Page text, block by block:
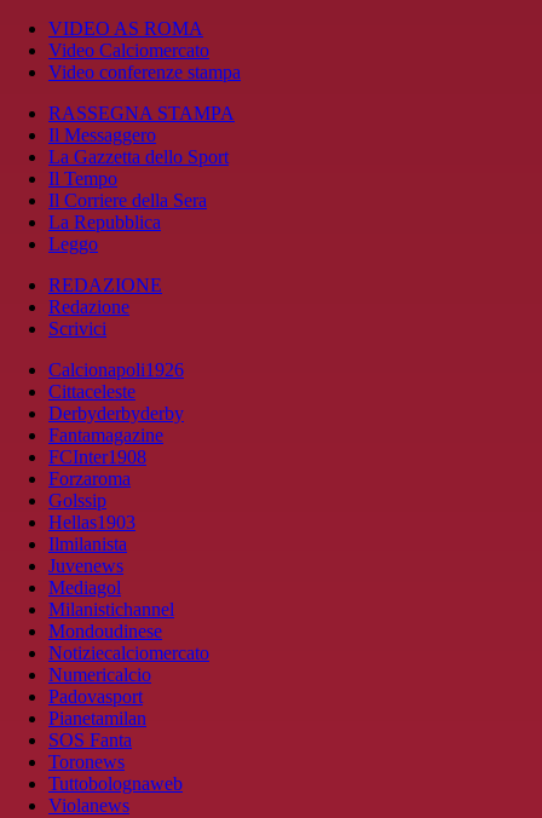
VIDEO AS ROMA
Video Calciomercato
Video conferenze stampa
RASSEGNA STAMPA
Il Messaggero
La Gazzetta dello Sport
Il Tempo
Il Corriere della Sera
La Repubblica
Leggo
REDAZIONE
Redazione
Scrivici
Calcionapoli1926
Cittaceleste
Derbyderbyderby
Fantamagazine
FCInter1908
Forzaroma
Golssip
Hellas1903
Ilmilanista
Juvenews
Mediagol
Milanistichannel
Mondoudinese
Notiziecalciomercato
Numericalcio
Padovasport
Pianetamilan
SOS Fanta
Toronews
Tuttobolognaweb
Violanews